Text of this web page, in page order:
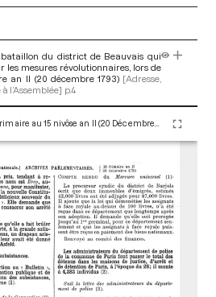
du district de Beauvais qui
les mesures révolutionnaires, lors de
an II (20 décembre 1793) [Adresse,
l’Assemblée] p.4